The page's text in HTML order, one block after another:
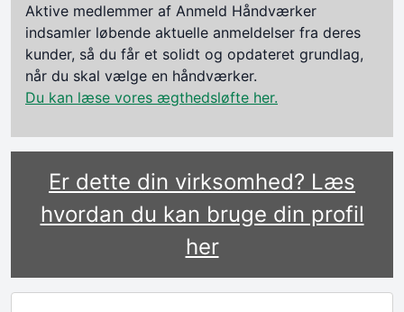
Aktive medlemmer af Anmeld Håndværker
indsamler løbende aktuelle anmeldelser fra deres
kunder, så du får et solidt og opdateret grundlag,
når du skal vælge en håndværker.
Du kan læse vores ægthedsløfte her.
Er dette din virksomhed? Læs
hvordan du kan bruge din profil
her